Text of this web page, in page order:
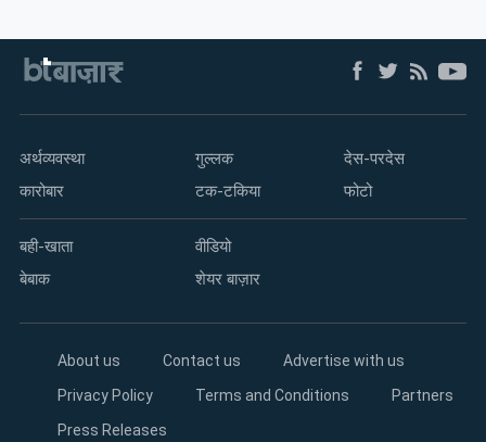
अर्थव्यवस्था
कारोबार
गुल्लक
टक-टकिया
देस-परदेस
फोटो
बही-खाता
बेबाक
वीडियो
शेयर बाज़ार
About us Contact us
Advertise with us
Privacy Policy
Terms and Conditions
Partners
Press Releases